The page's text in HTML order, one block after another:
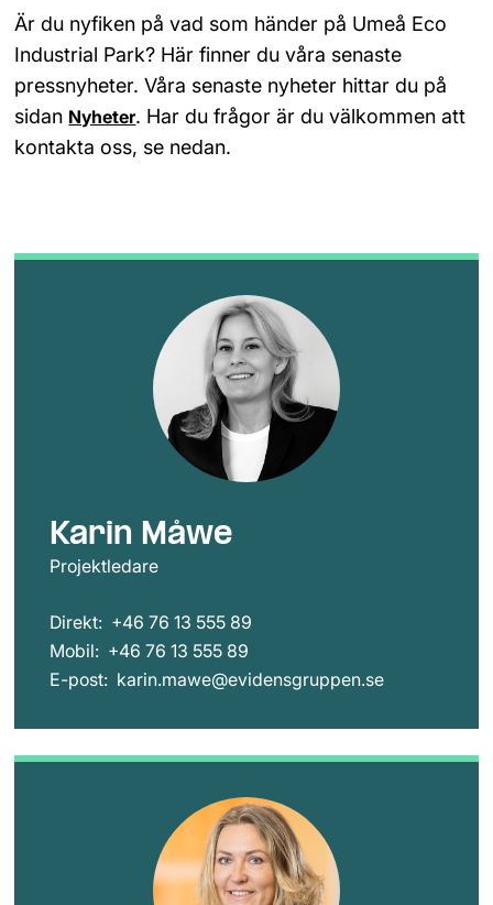
Är du nyfiken på vad som händer på Umeå Eco
Industrial Park? Här finner du våra senaste
pressnyheter. Våra senaste nyheter hittar du på
sidan Nyheter. Har du frågor är du välkommen att
kontakta oss, se nedan.
Karin Måwe
Projektledare
Direkt: +46 76 13 555 89
Mobil: +46 76 13 555 89
E-post: karin.mawe@evidensgruppen.se